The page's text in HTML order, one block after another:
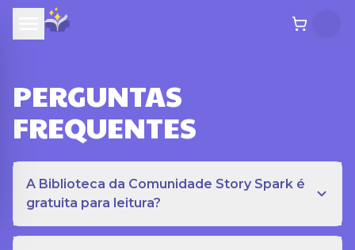
PERGUNTAS
FREQUENTES
A Biblioteca da Comunidade Story Spark é
gratuita para leitura?